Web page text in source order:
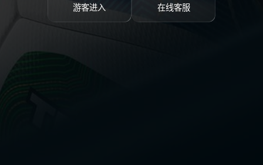
游客进入 在线客服